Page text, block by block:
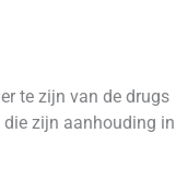
te zijn van de drugs
die zijn aanhouding in